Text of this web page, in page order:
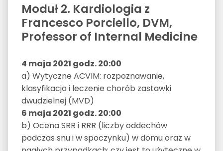
Moduł 2. Kardiologia z
Francesco Porciello, DVM,
Professor of Internal Medicine
4 maja 2021 godz. 20:00
a) Wytyczne ACVIM: rozpoznawanie,
klasyfikacja i leczenie chorób zastawki
dwudzielnej (MVD)
6 maja 2021 godz. 20:00
b) Ocena SRR i RRR (liczby oddechów
podczas snu i w spoczynku) w domu oraz w